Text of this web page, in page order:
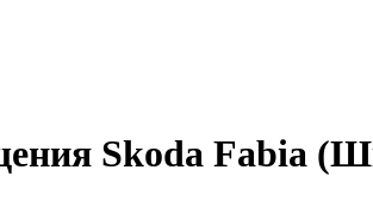
Skoda Fabia